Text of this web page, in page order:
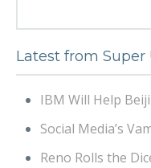
Latest from Super
IBM Will Help
Social Media’s
Reno Rolls the